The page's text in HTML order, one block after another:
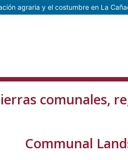
agraria y el costumbre en La